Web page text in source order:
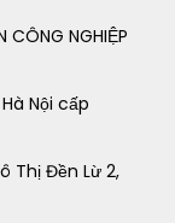
CÔNG NGHIỆP
Nội cấp
Thị Đền Lừ 2,